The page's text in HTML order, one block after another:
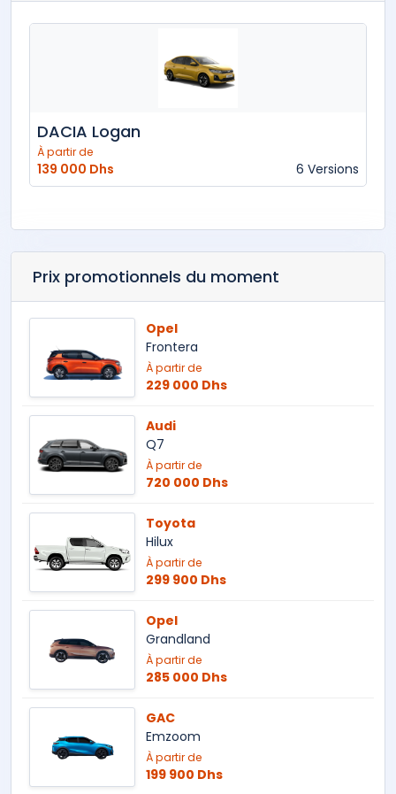
DACIA Logan
À partir de
139 000 Dhs 6 Versions
Prix promotionnels du moment
Opel
Frontera
À partir de
229 000 Dhs
Audi
Q7
À partir de
720 000 Dhs
Toyota
Hilux
À partir de
299 900 Dhs
Opel
Grandland
À partir de
285 000 Dhs
GAC
Emzoom
À partir de
199 900 Dhs